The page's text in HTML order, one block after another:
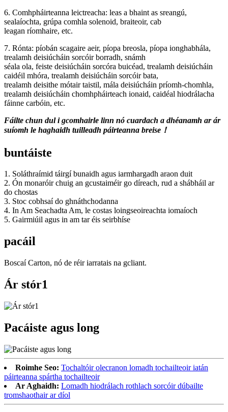
6. Comhpháirteanna leictreacha: leas a bhaint as sreangú,
sealaíochta, grúpa comhla solenoid, braiteoir, cab
leagan ríomhaire, etc.
7. Rónta: píobán scagaire aeir, píopa breosla, píopa ionghabhála,
trealamh deisiúcháin sorcóir borradh, snámh
séala ola, feiste deisiúcháin sorcóra buicéad, trealamh deisiúcháin
caidéil mhóra, trealamh deisiúcháin sorcóir bata,
trealamh deisithe mótair taistil, mála deisiúcháin príomh-chomhla,
trealamh deisiúcháin chomhpháirteach ionaid, caidéal hiodrálacha
fáinne carbóin, etc.
Fáilte chun dul i gcomhairle linn nó cuardach a dhéanamh ar ár
suíomh le haghaidh tuilleadh páirteanna breise！
buntáiste
1. Soláthraímid táirgí bunaidh agus iarmhargadh araon duit
2. Ón monaróir chuig an gcustaiméir go díreach, rud a shábháil ar
do chostas
3. Stoc cobhsaí do ghnáthchodanna
4. In Am Seachadta Am, le costas loingseoireachta iomaíoch
5. Gairmiúil agus in am tar éis seirbhíse
pacáil
Boscaí Carton, nó de réir iarratais na gcliant.
Ár stór1
Pacáiste agus long
Roimhe Seo: Tochaltóir olecranon lomadh tochailteoir iatán
páirteanna spártha tochailteoir
Ar Aghaidh: Lomadh hiodrálach rothlach sorcóir dúbailte
tromshaothair ar díol